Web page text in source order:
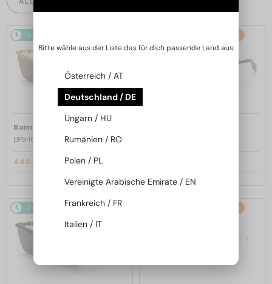
2-4 WERKTAGE
Balmain
BPS-169 VICTOIRE - C - 60
442 EUR 589 EUR
-25%
2-4 WERKTAGE -25% -25%
Bitte wähle aus der Liste das für dich passende Land aus:
Österreich / AT
Deutschland / DE
Ungarn / HU
Rumänien / RO
Polen / PL
Vereinigte Arabische Emirate / EN
Frankreich / FR
Italien / IT